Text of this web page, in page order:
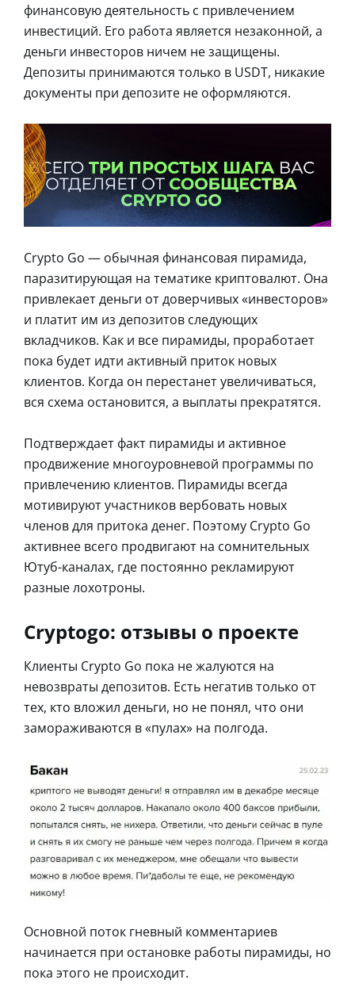
финансовую деятельность с привлечением
инвестиций. Его работа является незаконной, а
деньги инвесторов ничем не защищены.
Депозиты принимаются только в USDT, никакие
документы при депозите не оформляются.
Crypto Go — обычная финансовая пирамида,
паразитирующая на тематике криптовалют. Она
привлекает деньги от доверчивых «инвесторов»
и платит им из депозитов следующих
вкладчиков. Как и все пирамиды, проработает
пока будет идти активный приток новых
клиентов. Когда он перестанет увеличиваться,
вся схема остановится, а выплаты прекратятся.
Подтверждает факт пирамиды и активное
продвижение многоуровневой программы по
привлечению клиентов. Пирамиды всегда
мотивируют участников вербовать новых
членов для притока денег. Поэтому Crypto Go
активнее всего продвигают на сомнительных
Ютуб-каналах, где постоянно рекламируют
разные лохотроны.
Cryptogo: отзывы о проекте
Клиенты Crypto Go пока не жалуются на
невозвраты депозитов. Есть негатив только от
тех, кто вложил деньги, но не понял, что они
замораживаются в «пулах» на полгода.
Основной поток гневный комментариев
начинается при остановке работы пирамиды, но
пока этого не происходит.